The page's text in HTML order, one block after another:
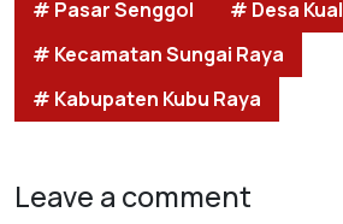
# Pasar Senggol
# Desa
# Kecamatan Sungai Raya
# Kabupaten Kubu Raya
Leave a comment